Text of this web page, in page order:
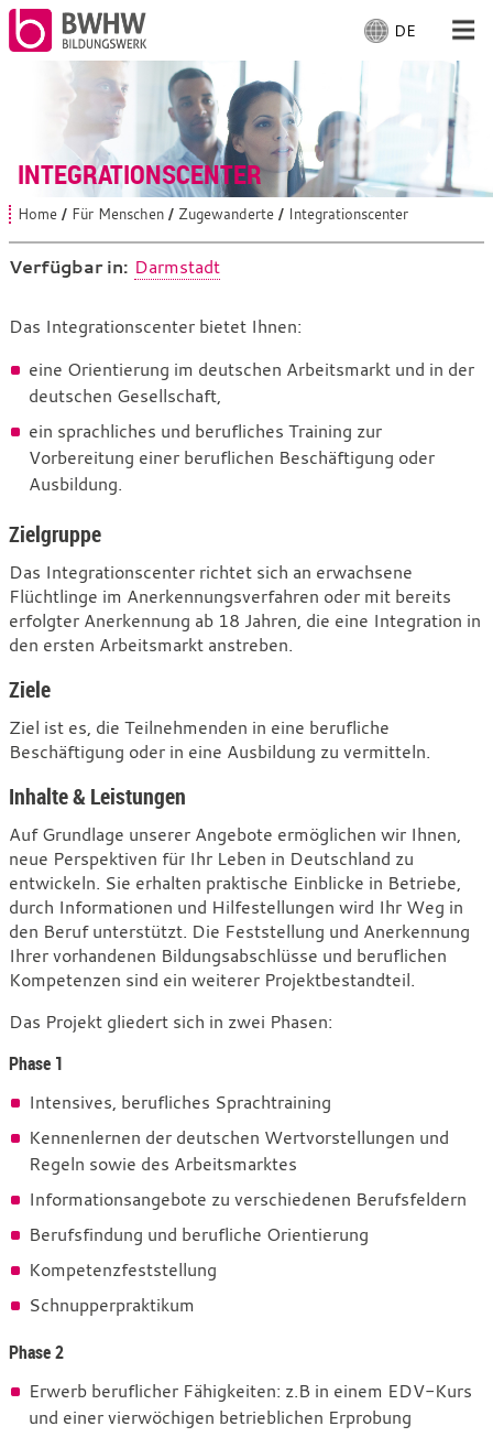
S
p
r
a
c
h
e
a
e
:
DE
INTEGRATIONSCENTER
Für Menschen
Für Unternehmen
Von uns
Vor Ort
Mit Arbeiten
S
i
e
s
d
i
:
Home Für Menschen Zugewanderte Integrationscenter
Verfügbar in: Darmstadt
Integrationscenter
Das Integrationscenter bietet Ihnen:
eine Orientierung im deutschen Arbeitsmarkt und in der
deutschen Gesellschaft,
ein sprachliches und berufliches Training zur
Vorbereitung einer beruflichen Beschäftigung oder
Ausbildung.
Zielgruppe
Das Integrationscenter richtet sich an erwachsene
Flüchtlinge im Anerkennungsverfahren oder mit bereits
erfolgter Anerkennung ab 18 Jahren, die eine Integration in
den ersten Arbeitsmarkt anstreben.
Ziele
Ziel ist es, die Teilnehmenden in eine berufliche
Beschäftigung oder in eine Ausbildung zu vermitteln.
Inhalte & Leistungen
Auf Grundlage unserer Angebote ermöglichen wir Ihnen,
neue Perspektiven für Ihr Leben in Deutschland zu
entwickeln. Sie erhalten praktische Einblicke in Betriebe,
durch Informationen und Hilfestellungen wird Ihr Weg in
den Beruf unterstützt. Die Feststellung und Anerkennung
Ihrer vorhandenen Bildungsabschlüsse und beruflichen
Kompetenzen sind ein weiterer Projektbestandteil.
Das Projekt gliedert sich in zwei Phasen:
Phase 1
Intensives, berufliches Sprachtraining
Kennenlernen der deutschen Wertvorstellungen und
Regeln sowie des Arbeitsmarktes
Informationsangebote zu verschiedenen Berufsfeldern
Berufsfindung und berufliche Orientierung
Kompetenzfeststellung
Schnupperpraktikum
Phase 2
Erwerb beruflicher Fähigkeiten: z.B in einem EDV-Kurs
und einer vierwöchigen betrieblichen Erprobung